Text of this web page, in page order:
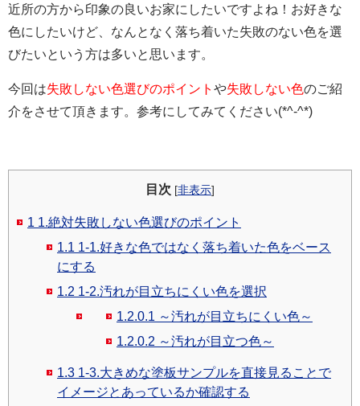
近所の方から印象の良いお家にしたいですよね！お好きな
色にしたいけど、なんとなく落ち着いた失敗のない色を選
びたいという方は多いと思います。
今回は失敗しない色選びのポイント や失敗しない色のご紹
介をさせて頂きます。参考にしてみてください(*^-^*)
目次 [非表示]
1 1.絶対失敗しない色選びのポイント
1.1 1-1.好きな色ではなく落ち着いた色をベース
にする
1.2 1-2.汚れが目立ちにくい色を選択
1.2.0.1 ～汚れが目立ちにくい色～
1.2.0.2 ～汚れが目立つ色～
1.3 1-3.大きめな塗板サンプルを直接見ることで
イメージとあっているか確認する